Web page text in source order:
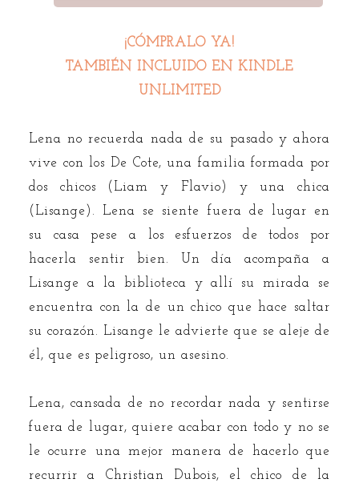
¡CÓMPRALO YA!
TAMBIÉN INCLUIDO EN KINDLE
UNLIMITED
Lena no recuerda nada de su pasado y ahora
vive con los De Cote, una familia formada por
dos chicos (Liam y Flavio) y una chica
(Lisange). Lena se siente fuera de lugar en
su casa pese a los esfuerzos de todos por
hacerla sentir bien. Un día acompaña a
Lisange a la biblioteca y allí su mirada se
encuentra con la de un chico que hace saltar
su corazón. Lisange le advierte que se aleje de
él, que es peligroso, un asesino.
Lena, cansada de no recordar nada y sentirse
fuera de lugar, quiere acabar con todo y no se
le ocurre una mejor manera de hacerlo que
recurrir a Christian Dubois, el chico de la